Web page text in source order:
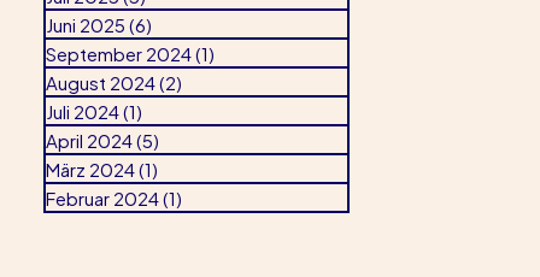
Juni 2025(6)
September 2024(1)
August 2024(2)
Juli 2024(1)
April 2024(5)
März 2024(1)
Februar 2024(1)